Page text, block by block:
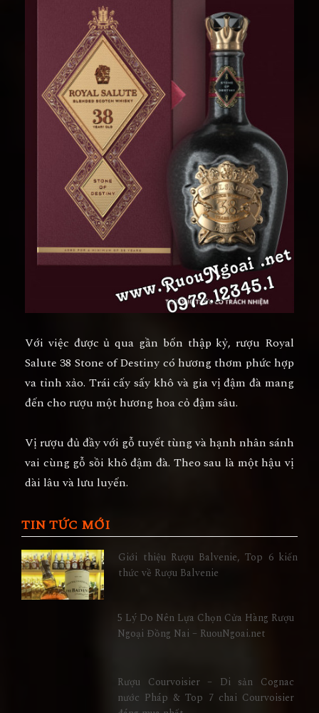
Với việc được ủ qua gần bốn thập kỷ, rượu Royal
Salute 38 Stone of Destiny có hương thơm phức hợp
va tỉnh xảo. Trái cấy sấy khô và gia vị đậm đà mang
đến cho rượu một hương hoa cỏ đậm sâu.
Vị rượu đủ đầy với gỗ tuyết tùng và hạnh nhân sánh
vai cùng gỗ sồi khô đậm đà. Theo sau là một hậu vị
dài lâu và lưu luyến.
TIN TỨC MỚI
Giới thiệu Rượu Balvenie, Top 6 kiến
thức về Rượu Balvenie
5 Lý Do Nên Lựa Chọn Cửa Hàng Rượu
Ngoại Đồng Nai – RuouNgoai.net
Rượu Courvoisier – Di sản Cognac
nước Pháp & Top 7 chai Courvoisier